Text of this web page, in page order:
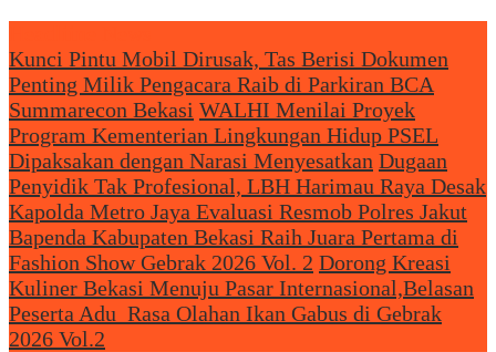
Kunci Pintu Mobil Dirusak, Tas Berisi Dokumen
Penting Milik Pengacara Raib di Parkiran BCA
Summarecon Bekasi WALHI Menilai Proyek
Program Kementerian Lingkungan Hidup PSEL
Dipaksakan dengan Narasi Menyesatkan Dugaan
Penyidik Tak Profesional, LBH Harimau Raya Desak
Kapolda Metro Jaya Evaluasi Resmob Polres Jakut
Bapenda Kabupaten Bekasi Raih Juara Pertama di
Fashion Show Gebrak 2026 Vol. 2 Dorong Kreasi
Kuliner Bekasi Menuju Pasar Internasional,Belasan
Peserta Adu Rasa Olahan Ikan Gabus di Gebrak
2026 Vol.2